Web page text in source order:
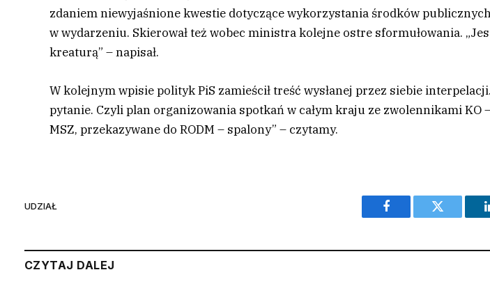
zdaniem niewyjaśnione kwestie dotyczące wykorzystania środków
w wydarzeniu. Skierował też wobec ministra kolejne ostre sformułowania.
kreaturą” – napisał.
W kolejnym wpisie polityk PiS zamieścił treść wysłanej przez siebie
pytanie. Czyli plan organizowania spotkań w całym kraju ze zwolennikami KO
MSZ, przekazywane do RODM – spalony” – czytamy.
UDZIAŁ
Facebook Twitter
CZYTAJ DALEJ